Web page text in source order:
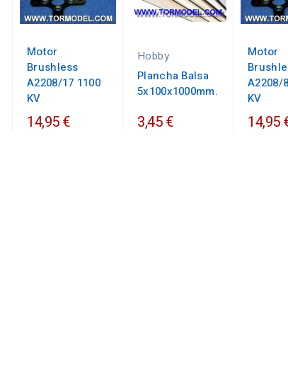
Motor
Brushless
A2208/17 1100
KV
14,95 €
Hobby
Plancha Balsa
5x100x1000mm.
3,45 €
Motor
A2208/
KV
14,95